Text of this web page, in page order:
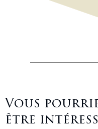
Vous
être